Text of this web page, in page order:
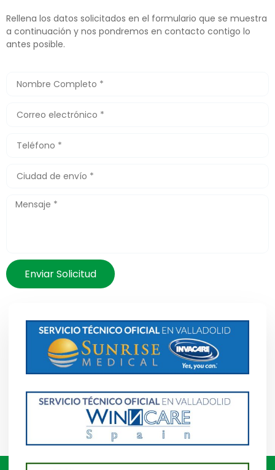
Rellena los datos solicitados en el formulario que se muestra
a continuación y nos pondremos en contacto contigo lo
antes posible.
Enviar Solicitud